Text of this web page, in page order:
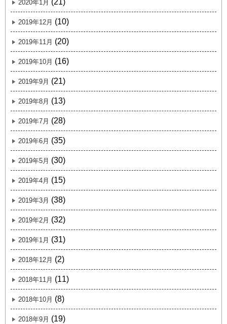
2020年1月
2019年12月 (10)
2019年11月 (20)
2019年10月 (16)
2019年9月 (21)
2019年8月 (13)
2019年7月 (28)
2019年6月 (35)
2019年5月 (30)
2019年4月 (15)
2019年3月 (38)
2019年2月 (32)
2019年1月 (31)
2018年12月 (2)
2018年11月 (11)
2018年10月 (8)
2018年9月 (19)